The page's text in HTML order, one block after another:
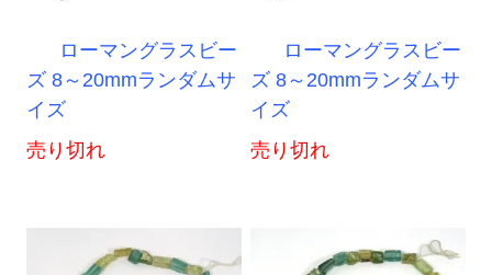
ローマングラスビー
ズ 8～20mmランダムサ
イズ
売り切れ
ローマングラスビー
ズ 8～20mmランダムサ
イズ
売り切れ